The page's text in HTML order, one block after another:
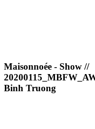
Maisonnoée - Show //
Binh Truong